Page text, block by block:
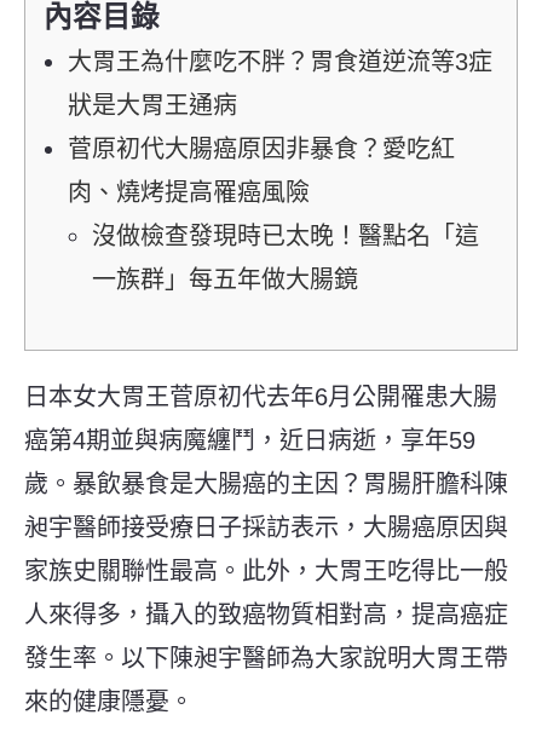
內容目錄
大胃王為什麼吃不胖？胃食道逆流等3症
狀是大胃王通病
菅原初代大腸癌原因非暴食？愛吃紅
肉、燒烤提高罹癌風險
沒做檢查發現時已太晚！醫點名「這
一族群」每五年做大腸鏡
日本女大胃王菅原初代去年6月公開罹患大腸
癌第4期並與病魔纏鬥，近日病逝，享年59
歲。暴飲暴食是大腸癌的主因？胃腸肝膽科陳
昶宇醫師接受療日子採訪表示，大腸癌原因與
家族史關聯性最高。此外，大胃王吃得比一般
人來得多，攝入的致癌物質相對高，提高癌症
發生率。以下陳昶宇醫師為大家說明大胃王帶
來的健康隱憂。